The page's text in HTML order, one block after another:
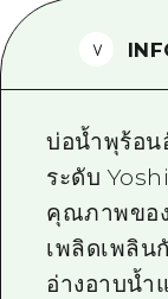
บ่อน้ำพุร้อน
ระดับ
คุณภาพขอ
เพลิดเพลิน
อ่างอาบน้ำ